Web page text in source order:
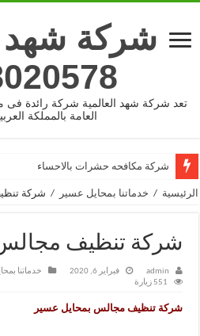
شركة شهد
تعد شركة شهد العالمية شركة رائدة فى
العامة بالمملكة
شركة مكافحه حشرات بالاحساء
الرئيسية / خدماتنا بمحايل عسير / شركة
شركة تنظيف
admin فبراير 6, 2020 خدماتنا
551 زيارة
شركة تنظيف مجالس بمحايل عسير